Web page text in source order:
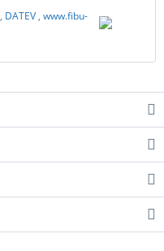
, DATEV , www.fibu-